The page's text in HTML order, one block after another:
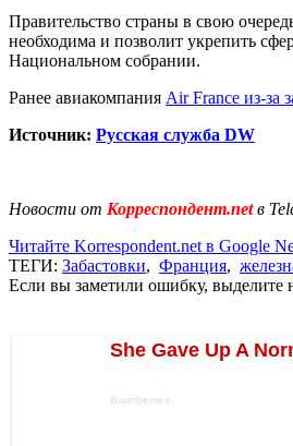
Правительство страны в свою
необходима и позволит укрепить
Национальном собрании.
Ранее авиакомпания Air France из-за
Источник: Русская служба DW
Новости от Корреспондент.netв
Читайте Korrespondent.net в Google
ТЕГИ: Забастовки, Франция,
Если вы заметили ошибку, выделите